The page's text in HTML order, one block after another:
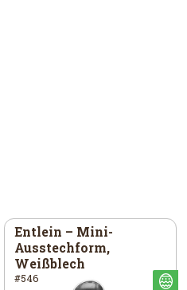
Weihnachtlich
Entlein – Mini-
Ausstechform,
Weißblech
#546